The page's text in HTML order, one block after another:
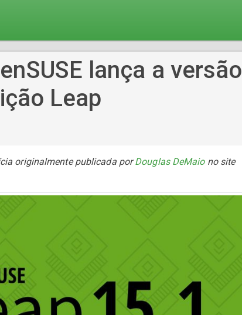
lança a versão
Leap
originalmente publicada porDouglas DeMaiono site